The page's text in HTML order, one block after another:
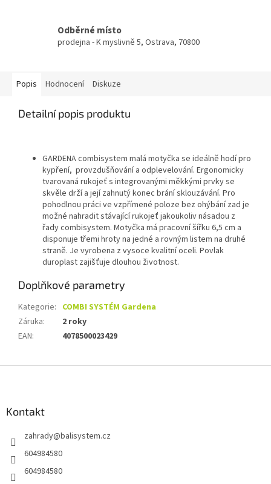
Odběrné místo
prodejna - K myslivně 5, Ostrava, 70800
Popis Hodnocení Diskuze
Detailní popis produktu
GARDENA combisystem malá motyčka se ideálně hodí pro
kypření, provzdušňování a odplevelování. Ergonomicky
tvarovaná rukojeť s integrovanými měkkými prvky se
skvěle drží a její zahnutý konec brání sklouzávání. Pro
pohodlnou práci ve vzpřímené poloze bez ohýbání zad je
možné nahradit stávající rukojeť jakoukoliv násadou z
řady combisystem. Motyčka má pracovní šířku 6,5 cm a
disponuje třemi hroty na jedné a rovným listem na druhé
straně. Je vyrobena z vysoce kvalitní oceli. Povlak
duroplast zajišťuje dlouhou životnost.
Doplňkové parametry
Kategorie: COMBI SYSTÉM Gardena
Záruka:
2 roky
EAN: 4078500023429
Kontakt
zahrady@balisystem.cz
604984580
604984580